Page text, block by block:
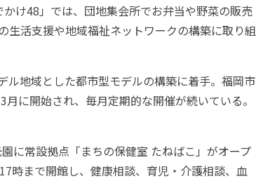
け48」では、団地集会所でお弁当や野菜の販売
生活支援や地域福祉ネットワークの構築に取り組
ル地域とした都市型モデルの構築に着手。福岡市
に開始され、毎月定期的な開催が続いている。
に常設拠点「まちの保健室 たねばこ」がオープ
時まで開館し、健康相談、育児・介護相談、血